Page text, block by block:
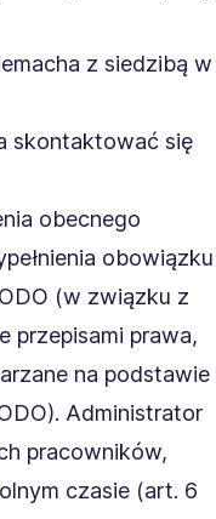
z siedzibą w
skontaktować się
obecnego
obowiązku
(w związku z
przepisami prawa,
na podstawie
Administrator
pracowników,
czasie (art. 6